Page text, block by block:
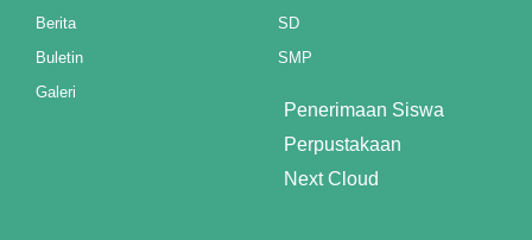
Berita
Buletin
Galeri
SD
SMP
Penerimaan Siswa
Perpustakaan
Next Cloud